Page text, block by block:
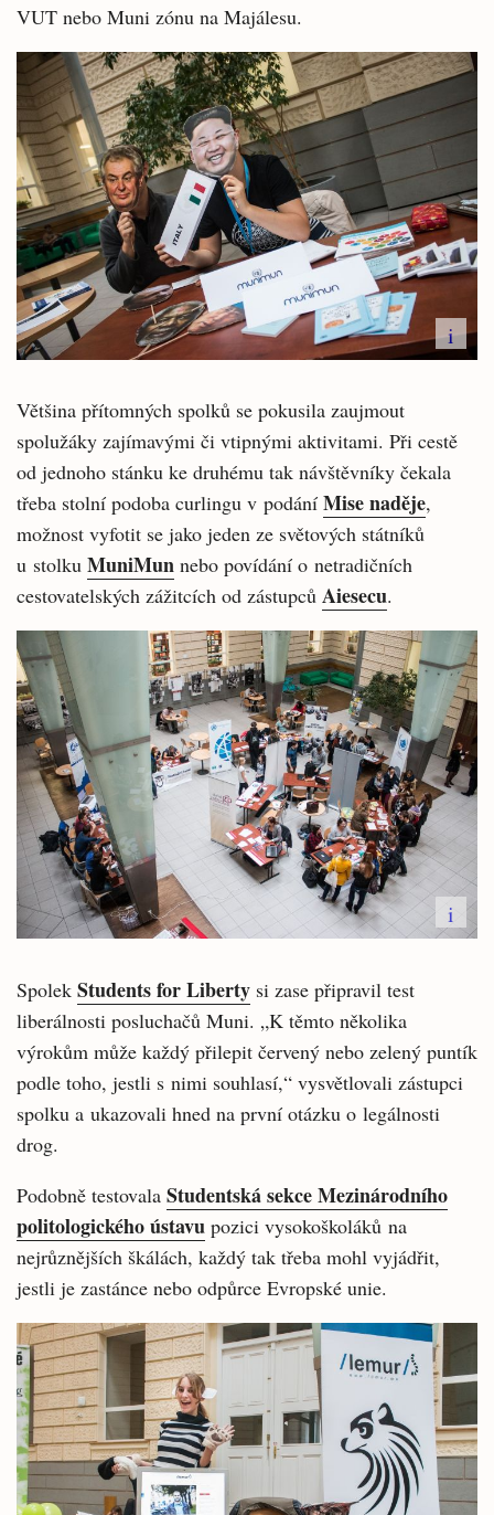
VUT nebo Muni zónu na Majálesu.
i
Většina přítomných spolků se pokusila zaujmout
spolužáky zajímavými či vtipnými aktivitami. Při cestě
od jednoho stánku ke druhému tak návštěvníky čekala
třeba stolní podoba curlingu v podání Mise naděje,
možnost vyfotit se jako jeden ze světových státníků
u stolku MuniMun nebo povídání o netradičních
cestovatelských zážitcích od zástupců Aiesecu.
i
Spolek Students for Liberty si zase připravil test
liberálnosti posluchačů Muni. „K těmto několika
výrokům může každý přilepit červený nebo zelený puntík
podle toho, jestli s nimi souhlasí,“ vysvětlovali zástupci
spolku a ukazovali hned na první otázku o legálnosti
drog.
Podobně testovala Studentská sekce Mezinárodního
politologického ústavu pozici vysokoškoláků na
nejrůznějších škálách, každý tak třeba mohl vyjádřit,
jestli je zastánce nebo odpůrce Evropské unie.